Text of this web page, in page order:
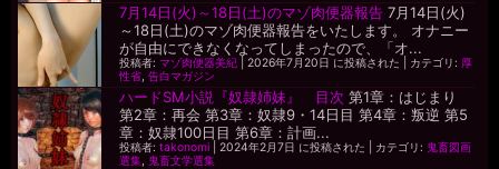
7月14日(火)～18日(土)のマゾ肉便器報告 7月14日(火)
～18日(土)のマゾ肉便器報告をいたします。 オナニー
が自由にできなくなってしまったので、「オ...
投稿者:マゾ肉便器美紀 |2026年7月20日 に投稿された カテゴリ: 厚
性省,告白マガジン
ハードSM小説『奴隷姉妹』 目次 第1章：はじまり
第2章：再会 第3章：奴隷9・14日目 第4章：叛逆 第5
章：奴隷100日目 第6章：計画...
投稿者:takonomi |2024年2月7日 に投稿された カテゴリ: 鬼畜図画
選集, 鬼畜文学選集